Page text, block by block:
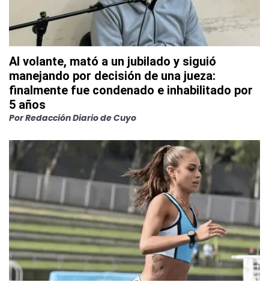
Al volante, mató a un jubilado y siguió
manejando por decisión de una jueza:
finalmente fue condenado e inhabilitado por
5 años
PorRedacción Diario de Cuyo